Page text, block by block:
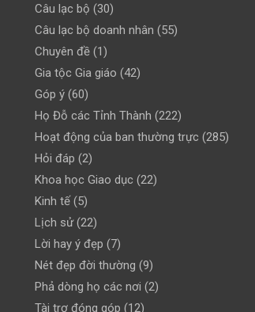
Câu lạc bộ (30)
Câu lạc bộ doanh nhân (55)
Chuyên đề (1)
Gia tộc Gia giáo (42)
Góp ý (60)
Họ Đỗ các Tỉnh Thành (222)
Hoạt động của ban thường trực (285)
Hỏi đáp (2)
Khoa học Giao dục (22)
Kinh tế(5)
Lịch sử(22)
Lời hay ý đẹp (7)
Nét đẹp đời thường (9)
Phả dòng họ các nơi (2)
Tài trợ đóng góp (12)